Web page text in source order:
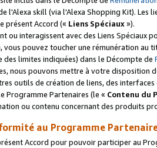
l'Alexa skill (via l'Alexa Shopping Kit).
présent Accord (« Liens Spéciaux»).
ou interagissent avec des Liens Spéciaux
vous pouvez toucher une rémunération
des limites indiquées) dans le Décompte de
nous pouvons mettre à votre disposition
outils de création de liens, des
Programme Partenaires (le « Contenu du
ou contenu concernant des produits
au Programme
Accord pour pouvoir participer au